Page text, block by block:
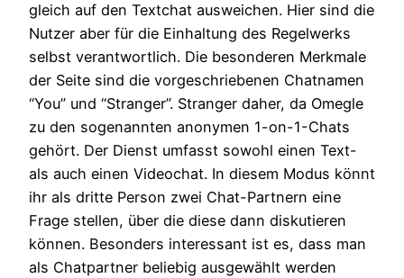
gleich auf den Textchat ausweichen. Hier sind die
Nutzer aber für die Einhaltung des Regelwerks
selbst verantwortlich. Die besonderen Merkmale
der Seite sind die vorgeschriebenen Chatnamen
“You” und “Stranger”. Stranger daher, da Omegle
zu den sogenannten anonymen 1-on-1-Chats
gehört. Der Dienst umfasst sowohl einen Text-
als auch einen Videochat. In diesem Modus könnt
ihr als dritte Person zwei Chat-Partnern eine
Frage stellen, über die diese dann diskutieren
können. Besonders interessant ist es, dass man
als Chatpartner beliebig ausgewählt werden